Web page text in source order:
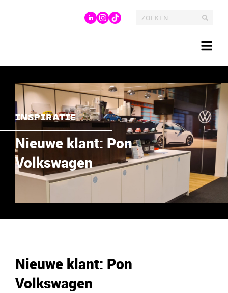
INSPIRATIE
Nieuwe klant: Pon
Volkswagen
Nieuwe klant: Pon
Volkswagen